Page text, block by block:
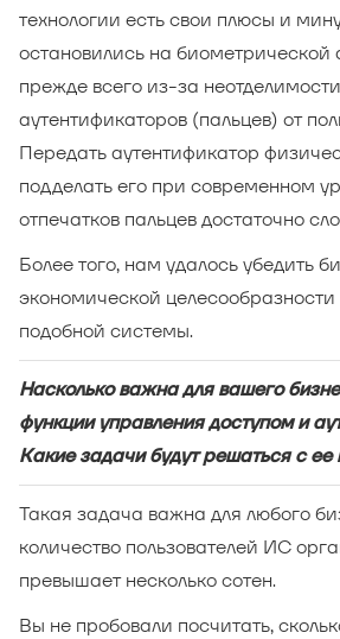
технологии есть свои плюсы и
остановились на биометрической
прежде всего из-за неотделимости
аутентификаторов (пальцев) от
Передать аутентификатор
подделать его при современном
отпечатков пальцев достаточно
Более того, нам удалось убедить
экономической
подобной системы.
Насколько важна для вашего
функции управления доступом и
Какие задачи будут решаться с
Такая задача важна для любого
количество пользователей ИС
превышает несколько сотен.
Вы не пробовали посчитать,